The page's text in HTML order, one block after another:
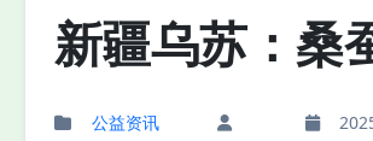
新疆乌苏：桑
公益资讯